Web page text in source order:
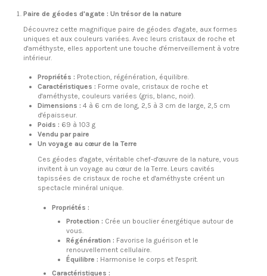
Paire de géodes d'agate : Un trésor de la nature
Découvrez cette magnifique paire de géodes d'agate, aux formes
uniques et aux couleurs variées. Avec leurs cristaux de roche et
d'améthyste, elles apportent une touche d'émerveillement à votre
intérieur.
Propriétés : Protection, régénération, équilibre.
Caractéristiques : Forme ovale, cristaux de roche et
d'améthyste, couleurs variées (gris, blanc, noir).
Dimensions : 4 à 6 cm de long, 2,5 à 3 cm de large, 2,5 cm
d'épaisseur.
Poids : 69 à 103 g
Vendu par paire
Un voyage au cœur de la Terre
Ces géodes d'agate, véritable chef-d'œuvre de la nature, vous
invitent à un voyage au cœur de la Terre. Leurs cavités
tapissées de cristaux de roche et d'améthyste créent un
spectacle minéral unique.
Propriétés :
Protection : Crée un bouclier énergétique autour de
vous.
Régénération : Favorise la guérison et le
renouvellement cellulaire.
Équilibre : Harmonise le corps et l'esprit.
Caractéristiques :